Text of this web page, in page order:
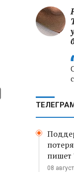
пишет
08